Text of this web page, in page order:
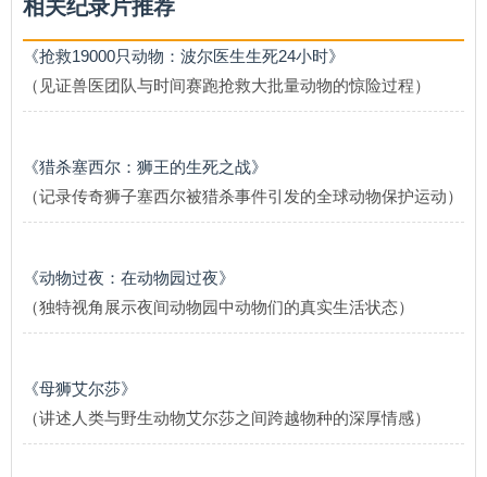
相关纪录片推荐
《抢救19000只动物：波尔医生生死24小时》
（见证兽医团队与时间赛跑抢救大批量动物的惊险过程）
《猎杀塞西尔：狮王的生死之战》
（记录传奇狮子塞西尔被猎杀事件引发的全球动物保护运动）
《动物过夜：在动物园过夜》
（独特视角展示夜间动物园中动物们的真实生活状态）
《母狮艾尔莎》
（讲述人类与野生动物艾尔莎之间跨越物种的深厚情感）